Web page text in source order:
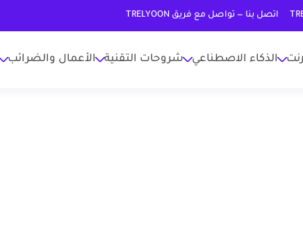
اتصل بنا — تواصل مع فريق TRELYOON
الذكاء الاصطناعي شروحات التقنية الأعمال والضرائب